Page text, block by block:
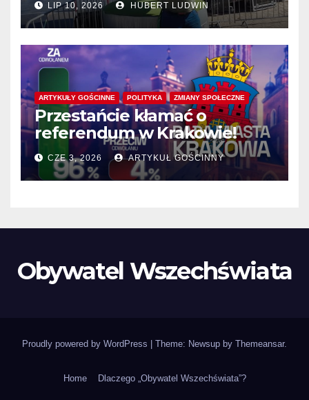
LIP 10, 2026 HUBERT LUDWIN
ARTYKUŁY GOŚCINNE POLITYKA ZMIANY SPOŁECZNE
Przestańcie kłamać o
referendum w Krakowie!
CZE 3, 2026 ARTYKUŁ GOŚCINNY
Obywatel Wszechświata
Proudly powered by WordPress Theme: Newsup by Themeansar.
Home Dlaczego „Obywatel Wszechświata”?